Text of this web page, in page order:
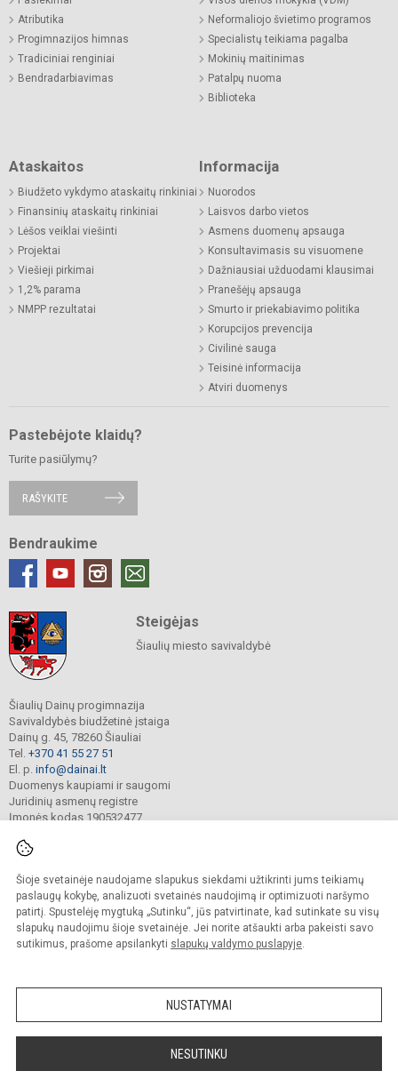
Šioje svetainėje naudojame slapukus siekdami užtikrinti jums teikiamų
paslaugų kokybę, analizuoti svetainės naudojimą ir optimizuoti naršymo
patirtį. Spustelėję mygtuką „Sutinku“, jūs patvirtinate, kad sutinkate su visų
slapukų naudojimu šioje svetainėje. Jei norite atšaukti arba pakeisti savo
sutikimus, prašome apsilankyti slapukų valdymo puslapyje.
NUSTATYMAI
NESUTINKU
Atributika
Progimnazijos himnas
Tradiciniai renginiai
Bendradarbiavimas
Neformaliojo švietimo programos
Specialistų teikiama pagalba
Mokinių maitinimas
Patalpų nuoma
Biblioteka
Ataskaitos
Biudžeto vykdymo ataskaitų rinkiniai
Finansinių ataskaitų rinkiniai
Lėšos veiklai viešinti
Projektai
Viešieji pirkimai
1,2% parama
NMPP rezultatai
Informacija
Nuorodos
Laisvos darbo vietos
Asmens duomenų apsauga
Konsultavimasis su visuomene
Dažniausiai užduodami klausimai
Pranešėjų apsauga
Smurto ir priekabiavimo politika
Korupcijos prevencija
Civilinė sauga
Teisinė informacija
Atviri duomenys
Pastebėjote klaidų?
Turite pasiūlymų?
RAŠYKITE
Bendraukime
Steigėjas
Šiaulių miesto savivaldybė
Šiaulių Dainų progimnazija
Savivaldybės biudžetinė įstaiga
Dainų g. 45, 78260 Šiauliai
Tel. +370 41 55 27 51
El. p. info@dainai.lt
Duomenys kaupiami ir saugomi
Juridinių asmenų registre
Įmonės kodas 190532477
© 2023. Šiaulių Dainų progimnazija. Visos teisės saugomos.
Kopijuoti turinį be raštiško gimnazijos sutikimo griežtai draudžiama.
Prieinamumo paraiška Slapukų politika
Sumanus būdas atnaujinti